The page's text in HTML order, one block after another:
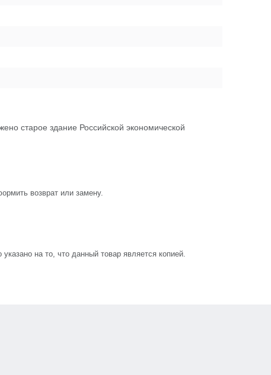
старое здание Российской экономической
возврат или замену.
на то, что данный товар является копией.